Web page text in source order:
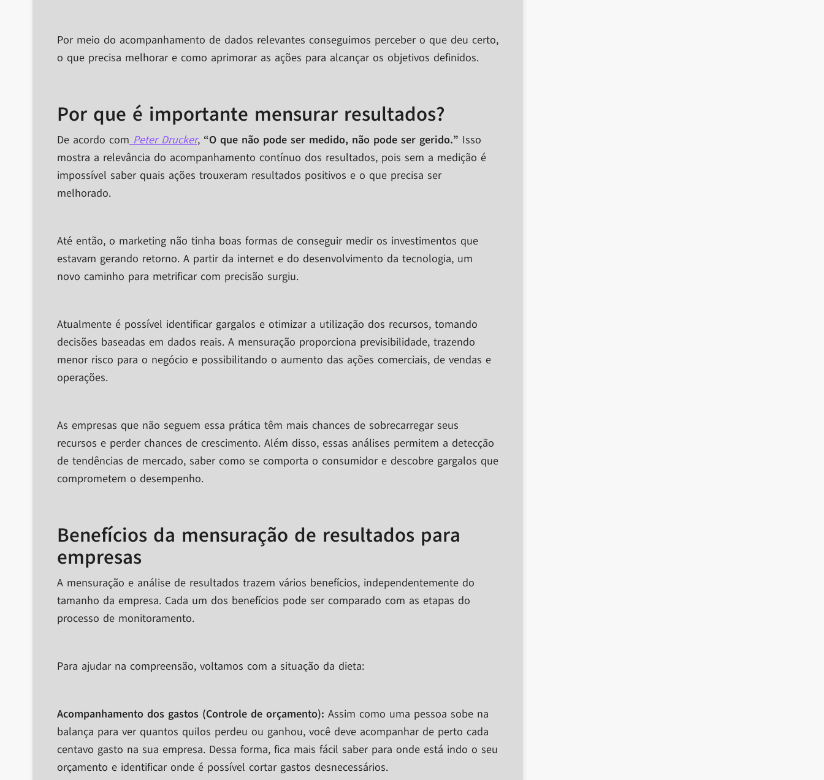
Por meio do acompanhamento de dados relevantes conseguimos perceber o que deu certo,
o que precisa melhorar e como aprimorar as ações para alcançar os objetivos definidos.
Por que é importante mensurar resultados?
De acordo com Peter Drucker, “O que não pode ser medido, não pode ser gerido.” Isso
mostra a relevância do acompanhamento contínuo dos resultados, pois sem a medição é
impossível saber quais ações trouxeram resultados positivos e o que precisa ser
melhorado.
Até então, o marketing não tinha boas formas de conseguir medir os investimentos que
estavam gerando retorno. A partir da internet e do desenvolvimento da tecnologia, um
novo caminho para metrificar com precisão surgiu.
Atualmente é possível identificar gargalos e otimizar a utilização dos recursos, tomando
decisões baseadas em dados reais. A mensuração proporciona previsibilidade, trazendo
menor risco para o negócio e possibilitando o aumento das ações comerciais, de vendas e
operações.
As empresas que não seguem essa prática têm mais chances de sobrecarregar seus
recursos e perder chances de crescimento. Além disso, essas análises permitem a detecção
de tendências de mercado, saber como se comporta o consumidor e descobre gargalos que
comprometem o desempenho.
Benefícios da mensuração de resultados para
empresas
A mensuração e análise de resultados trazem vários benefícios, independentemente do
tamanho da empresa. Cada um dos benefícios pode ser comparado com as etapas do
processo de monitoramento.
Para ajudar na compreensão, voltamos com a situação da dieta:
Acompanhamento dos gastos (Controle de orçamento): Assim como uma pessoa sobe na
balança para ver quantos quilos perdeu ou ganhou, você deve acompanhar de perto cada
centavo gasto na sua empresa. Dessa forma, fica mais fácil saber para onde está indo o seu
orçamento e identificar onde é possível cortar gastos desnecessários.